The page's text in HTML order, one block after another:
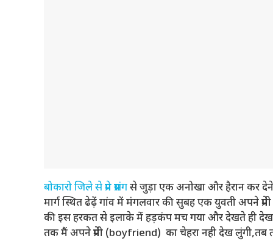
बोकारो जिले से प्रेम प्रसंगसे जुड़ा एक अनोखा और हैरान कर देने
मार्ग स्थित ढेढ़ें गांव में मंगलवार की सुबह एक युवती अपने
की इस हरकत से इलाके में हड़कंप मच गया और देखते ही देखते
तक मैं अपने प्रेमी (boyfriend) का चेहरा नही देख लुंगी,तब